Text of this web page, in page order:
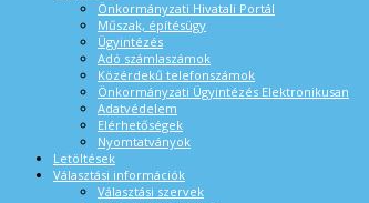
Önkormányzati Hivatali Portál
Műszak, építésügy
Ügyintézés
Adó számlaszámok
Közérdekű telefonszámok
Önkormányzati Ügyintézés Elektronikusan
Adatvédelem
Elérhetőségek
Nyomtatványok
Letöltések
Választási információk
Választási szervek